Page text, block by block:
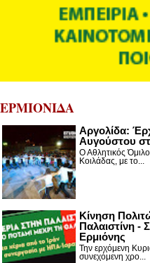
ΕΡΜΙΟΝΙΔΑ
Αργολίδα:
Αυγούστου
Ο Αθλητικός
Κοιλάδας, με το...
Κίνηση
Παλαιστίνη -
Ερμιόνης
Την ερχόμενη
συνεχόμενη χρο...